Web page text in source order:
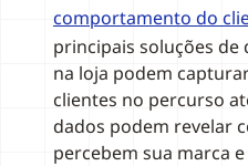
comportamento do
principais soluções
na loja podem
clientes no percurso
dados podem revelar
percebem sua marca